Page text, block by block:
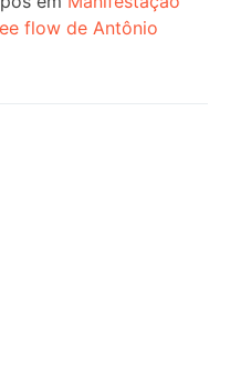
flow de Antônio